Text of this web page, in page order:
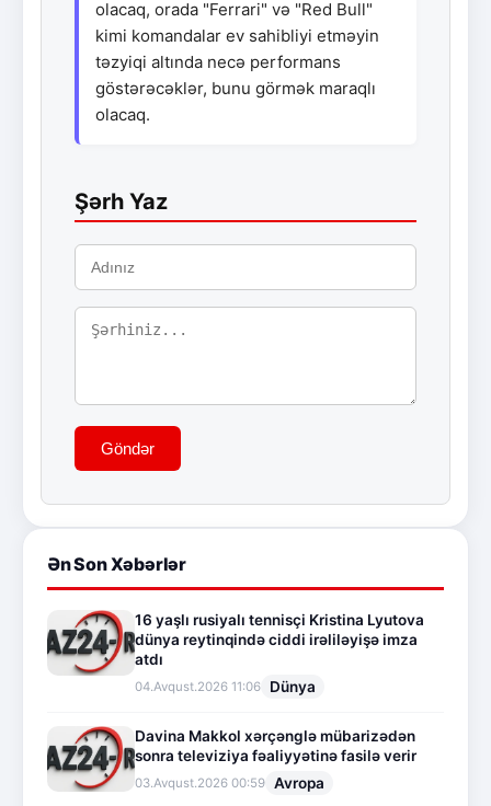
olacaq, orada "Ferrari" və "Red Bull"
kimi komandalar ev sahibliyi etməyin
təzyiqi altında necə performans
göstərəcəklər, bunu görmək maraqlı
olacaq.
Şərh Yaz
Göndər
Ən Son Xəbərlər
16 yaşlı rusiyalı tennisçi Kristina Lyutova
dünya reytinqində ciddi irəliləyişə imza
atdı
04.Avqust.2026 11:06 Dünya
Davina Makkol xərçənglə mübarizədən
sonra televiziya fəaliyyətinə fasilə verir
03.Avqust.2026 00:59 Avropa